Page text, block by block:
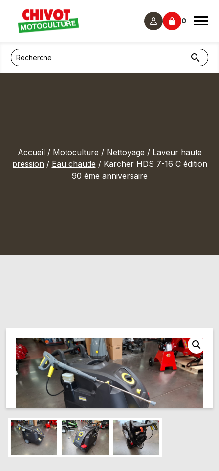
0
Accueil/ Motoculture / Nettoyage / Laveur haute
pression / Eau chaude / Karcher HDS 7-16 C édition
90 ème anniversaire